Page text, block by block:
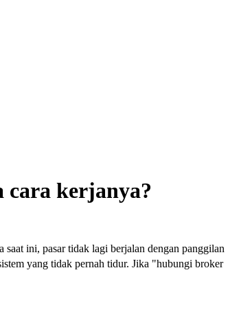
cara kerjanya?
ini, pasar tidak lagi berjalan dengan panggilan
yang tidak pernah tidur. Jika "hubungi broker